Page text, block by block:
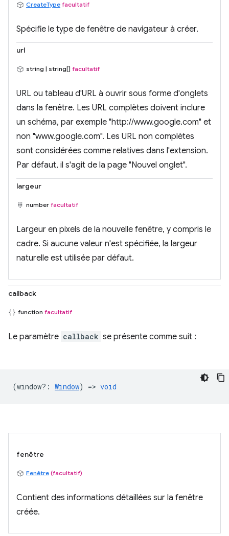
CreateType facultatif
Spécifie le type de fenêtre de navigateur à créer.
url
string | string[] facultatif
URL ou tableau d'URL à ouvrir sous forme d'onglets
dans la fenêtre. Les URL complètes doivent inclure
un schéma, par exemple "http://www.google.com" et
non "www.google.com". Les URL non complètes
sont considérées comme relatives dans l'extension.
Par défaut, il s'agit de la page "Nouvel onglet".
largeur
number facultatif
Largeur en pixels de la nouvelle fenêtre, y compris le
cadre. Si aucune valeur n'est spécifiée, la largeur
naturelle est utilisée par défaut.
callback
function facultatif
Le paramètre callback se présente comme suit :
(window? : Window) => void
fenêtre
Fenêtre (facultatif)
Contient des informations détaillées sur la fenêtre
créée.